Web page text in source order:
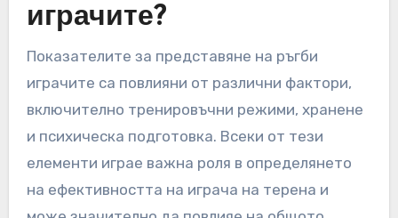
играчите?
Показателите за представяне на ръгби
играчите са повлияни от различни фактори,
включително тренировъчни режими, хранене
и психическа подготовка. Всеки от тези
елементи играе важна роля в определянето
на ефективността на играча на терена и